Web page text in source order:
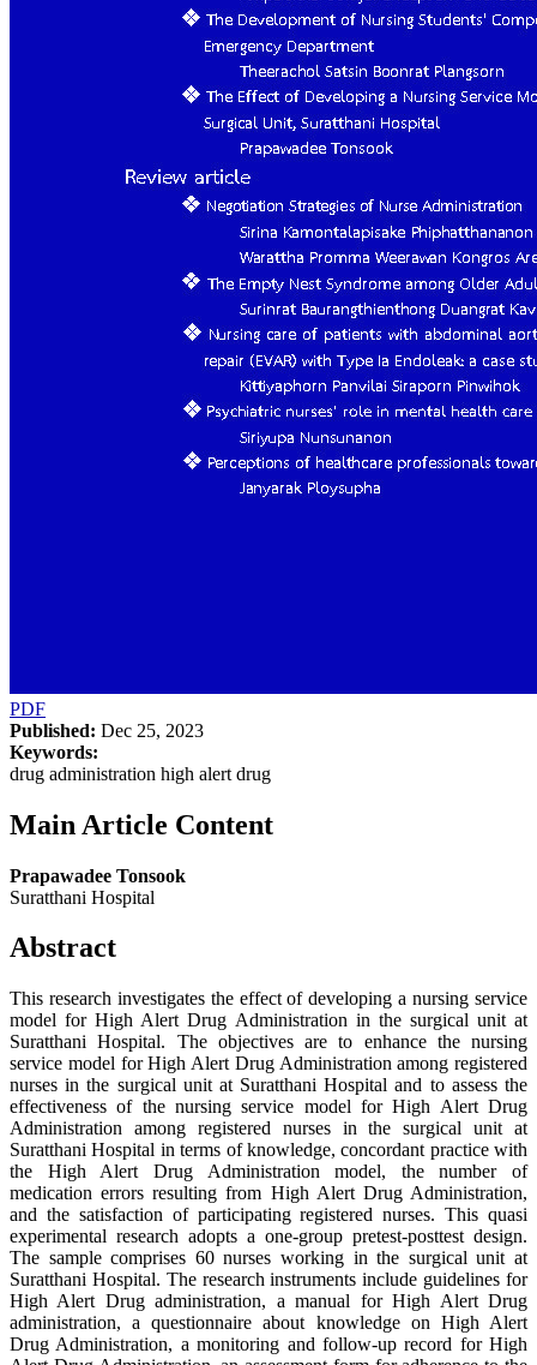
PDF
Published: Dec 25, 2023
Keywords:
drug administration high alert drug
Main Article Content
Prapawadee Tonsook
Suratthani Hospital
Abstract
This research investigates the effect of developing a nursing service
model for High Alert Drug Administration in the surgical unit at
Suratthani Hospital. The objectives are to enhance the nursing
service model for High Alert Drug Administration among registered
nurses in the surgical unit at Suratthani Hospital and to assess the
effectiveness of the nursing service model for High Alert Drug
Administration among registered nurses in the surgical unit at
Suratthani Hospital in terms of knowledge, concordant practice with
the High Alert Drug Administration model, the number of
medication errors resulting from High Alert Drug Administration,
and the satisfaction of participating registered nurses. This quasi
experimental research adopts a one-group pretest-posttest design.
The sample comprises 60 nurses working in the surgical unit at
Suratthani Hospital. The research instruments include guidelines for
High Alert Drug administration, a manual for High Alert Drug
administration, a questionnaire about knowledge on High Alert
Drug Administration, a monitoring and follow-up record for High